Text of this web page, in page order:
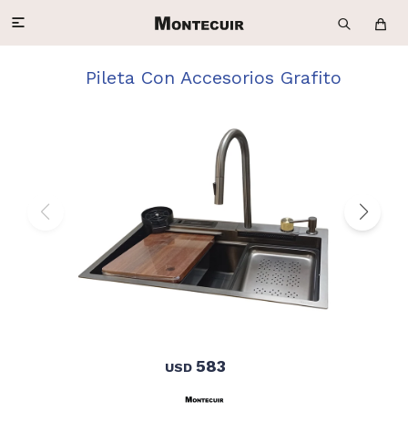

Pileta Con Accesorios Grafito
USD 583